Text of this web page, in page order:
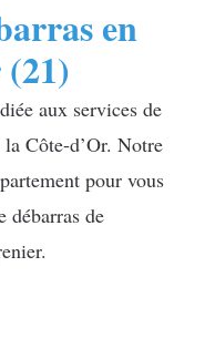
en
aux services de
la Côte-d’Or. Notre
pour vous
débarras de